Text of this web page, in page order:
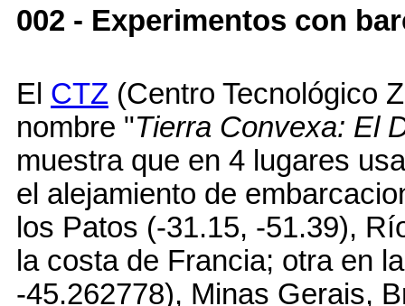
002 - Experimentos con
El CTZ (Centro Tecnológico
nombre "Tierra Convexa: El
muestra que en 4 lugares
el alejamiento de
los Patos (-31.15, -51.39),
la costa de Francia; otra en
-45.262778), Minas Gerais,